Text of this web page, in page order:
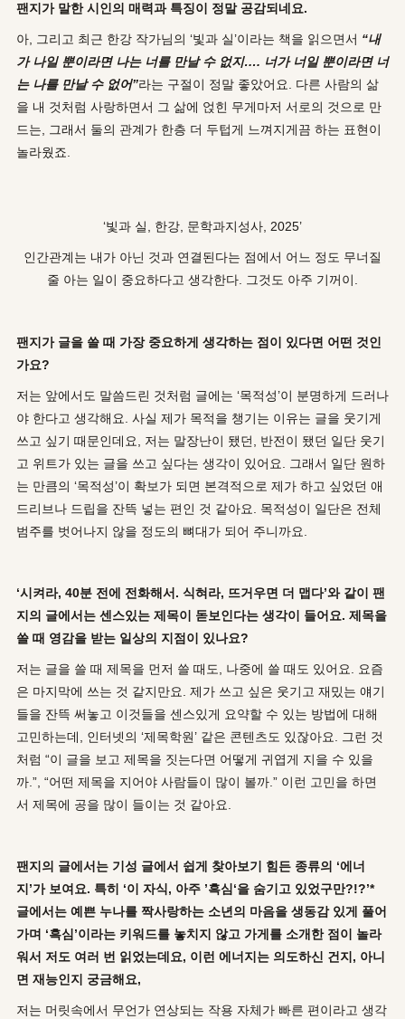
팬지가 말한 시인의 매력과 특징이 정말 공감되네요.
아, 그리고 최근 한강 작가님의 ‘빛과 실’이라는 책을 읽으면서 “내
가 나일 뿐이라면 나는 너를 만날 수 없지…. 너가 너일 뿐이라면 너
는 나를 만날 수 없어”라는 구절이 정말 좋았어요. 다른 사람의 삶
을 내 것처럼 사랑하면서 그 삶에 얹힌 무게마저 서로의 것으로 만
드는, 그래서 둘의 관계가 한층 더 두텁게 느껴지게끔 하는 표현이
놀라웠죠.
‘빛과 실, 한강, 문학과지성사, 2025’
인간관계는 내가 아닌 것과 연결된다는 점에서 어느 정도 무너질
줄 아는 일이 중요하다고 생각한다. 그것도 아주 기꺼이.
팬지가 글을 쓸 때 가장 중요하게 생각하는 점이 있다면 어떤 것인
가요?
저는 앞에서도 말씀드린 것처럼 글에는 ‘목적성’이 분명하게 드러나
야 한다고 생각해요. 사실 제가 목적을 챙기는 이유는 글을 웃기게
쓰고 싶기 때문인데요, 저는 말장난이 됐던, 반전이 됐던 일단 웃기
고 위트가 있는 글을 쓰고 싶다는 생각이 있어요. 그래서 일단 원하
는 만큼의 ‘목적성’이 확보가 되면 본격적으로 제가 하고 싶었던 애
드리브나 드립을 잔뜩 넣는 편인 것 같아요. 목적성이 일단은 전체
범주를 벗어나지 않을 정도의 뼈대가 되어 주니까요.
‘시켜라, 40분 전에 전화해서 . 식혀라, 뜨거우면 더 맵다’와 같이 팬
지의 글에서는 센스있는 제목이 돋보인다는 생각이 들어요. 제목을
쓸 때 영감을 받는 일상의 지점이 있나요?
저는 글을 쓸 때 제목을 먼저 쓸 때도, 나중에 쓸 때도 있어요. 요즘
은 마지막에 쓰는 것 같지만요. 제가 쓰고 싶은 웃기고 재밌는 얘기
들을 잔뜩 써놓고 이것들을 센스있게 요약할 수 있는 방법에 대해
고민하는데, 인터넷의 ‘제목학원’ 같은 콘텐츠도 있잖아요. 그런 것
처럼 “이 글을 보고 제목을 짓는다면 어떻게 귀엽게 지을 수 있을
까.”, “어떤 제목을 지어야 사람들이 많이 볼까.” 이런 고민을 하면
서 제목에 공을 많이 들이는 것 같아요.
팬지의 글에서는 기성 글에서 쉽게 찾아보기 힘든 종류의 ‘에너
지 ’가 보여요. 특히 ‘이 자식, 아주 ’흑심‘을 숨기고 있었구만?!?’*
글에서는 예쁜 누나를 짝사랑하는 소년의 마음을 생동감 있게 풀어
가며 ‘흑심’이라는 키워드를 놓치지 않고 가게를 소개한 점이 놀라
워서 저도 여러 번 읽었는데요, 이런 에너지는 의도하신 건지 , 아니
면 재능인지 궁금해요,
저는 머릿속에서 무언가 연상되는 작용 자체가 빠른 편이라고 생각